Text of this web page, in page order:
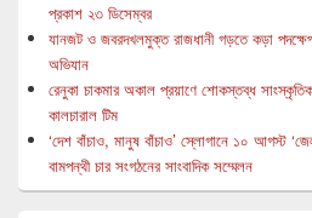
প্রকাশ ২৩ ডিসেম্বর
যানজট ও জবরদখলমুক্ত রাজধানী গড়তে কড়া
অভিযান
রেনুকা চাকমার অকাল প্রয়াণে শোকস্তব্ধ
কালচারাল টিম
‘দেশ বাঁচাও, মানুষ বাঁচাও’ স্লোগানে ১০ আগস্ট
বামপন্থী চার সংগঠনের সাংবাদিক সম্মেলন